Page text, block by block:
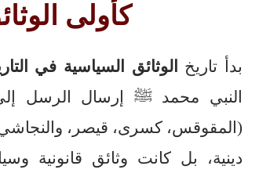
كأولى
بدأ تاريخ الوثائق السياسية في
النبي محمد ﷺ إرسال الرسل
(المقوقس، كسرى، قيصر،
دينية، بل كانت وثائق قانونية